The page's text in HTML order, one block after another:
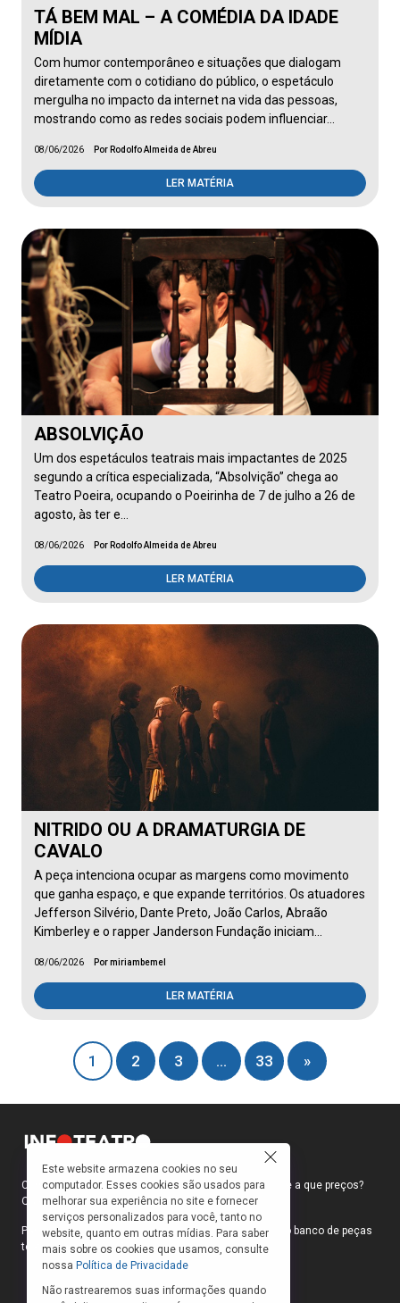
TÁ BEM MAL – A COMÉDIA DA IDADE
MÍDIA
Com humor contemporâneo e situações que dialogam
diretamente com o cotidiano do público, o espetáculo
mergulha no impacto da internet na vida das pessoas,
mostrando como as redes sociais podem influenciar…
08/06/2026 Por Rodolfo Almeida de Abreu
LER MATÉRIA
ABSOLVIÇÃO
Um dos espetáculos teatrais mais impactantes de 2025
segundo a crítica especializada, “Absolvição” chega ao
Teatro Poeira, ocupando o Poeirinha de 7 de julho a 26 de
agosto, às ter e…
08/06/2026 Por Rodolfo Almeida de Abreu
LER MATÉRIA
NITRIDO OU A DRAMATURGIA DE
CAVALO
A peça intenciona ocupar as margens como movimento
que ganha espaço, e que expande territórios. Os atuadores
Jefferson Silvério, Dante Preto, João Carlos, Abraão
Kimberley e o rapper Janderson Fundação iniciam…
08/06/2026 Por miriambemel
LER MATÉRIA
1 2 3 … 33 »
Como faço para ir ao teatro? Onde compro ingressos e a que preços?
Quais peças estão em cartaz?
Para responder a essas e outras perguntas, criamos o banco de peças
teatrais do INFOTEATRO.
Este website armazena cookies no seu
computador. Esses cookies são usados para
melhorar sua experiência no site e fornecer
serviços personalizados para você, tanto no
website, quanto em outras mídias. Para saber
mais sobre os cookies que usamos, consulte
nossa Política de Privacidade
Não rastrearemos suas informações quando